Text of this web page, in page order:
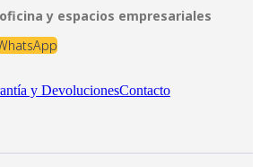
y espacios empresariales
y DevolucionesContacto